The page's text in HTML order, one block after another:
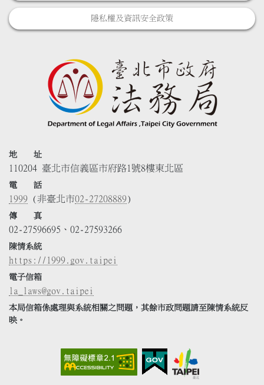
隱私權及資訊安全政策
地 址
110204 臺北市信義區市府路1號8樓東北區
電 話
1999 (非臺北市02-27208889)
傳 真
02-27596695、02-27593266
陳情系統
https://1999.gov.taipei
電子信箱
la_laws@gov.taipei
本局信箱係處理與系統相關之問題，其餘市政問題請至陳情系統反
映。